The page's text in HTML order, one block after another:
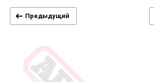
Предыдущий